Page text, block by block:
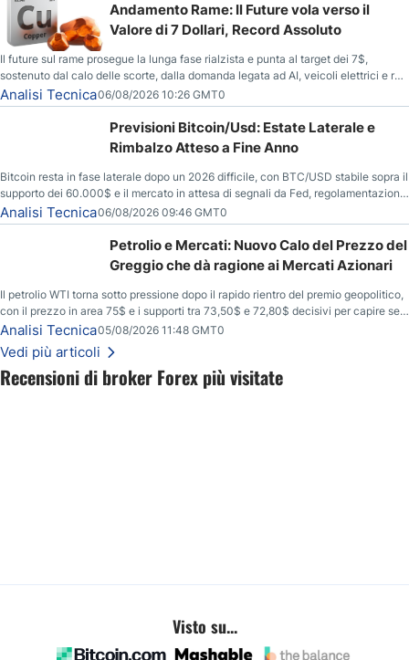
Recensioni di broker Forex più visitate
Andamento Rame: Il Future vola verso il
Valore di 7 Dollari, Record Assoluto
Il future sul rame prosegue la lunga fase rialzista e punta al target dei 7$,
sostenuto dal calo delle scorte, dalla domanda legata ad AI, veicoli elettrici e reti
energetiche, e dai timori di deficit produttivo dal 2028.
Analisi Tecnica06/08/2026 10:26 GMT0
Previsioni Bitcoin/Usd: Estate Laterale e
Rimbalzo Atteso a Fine Anno
Bitcoin resta in fase laterale dopo un 2026 difficile, con BTC/USD stabile sopra il
supporto dei 60.000$ e il mercato in attesa di segnali da Fed, regolamentazione
USA ed elezioni di medio termine.
Analisi Tecnica06/08/2026 09:46 GMT0
Petrolio e Mercati: Nuovo Calo del Prezzo del
Greggio che dà ragione ai Mercati Azionari
Il petrolio WTI torna sotto pressione dopo il rapido rientro del premio geopolitico,
con il prezzo in area 75$ e i supporti tra 73,50$ e 72,80$ decisivi per capire se il
ribasso potrà estendersi verso quota 70$.
Analisi Tecnica05/08/2026 11:48 GMT0
Vedi più articoli
Visto su...